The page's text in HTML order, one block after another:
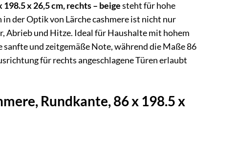
x 26,5 cm, rechts – beigesteht für hohe
der Optik von Lärche cashmere ist nicht nur
Abrieb und Hitze. Ideal für Haushalte mit hohem
und zeitgemäße Note, während die Maße 86
für rechts angeschlagene Türen erlaubt
Rundkante, 86 x 198.5 x